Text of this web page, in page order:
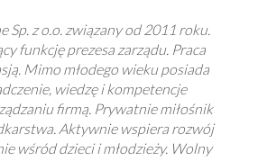
Sp. z o.o. związany od 2011 roku.
funkcję prezesa zarządu. Praca
Mimo młodego wieku posiada
wiedzę i kompetencje
firmą. Prywatnie miłośnik
Aktywnie wspiera rozwój
wśród dzieci i młodzieży. Wolny